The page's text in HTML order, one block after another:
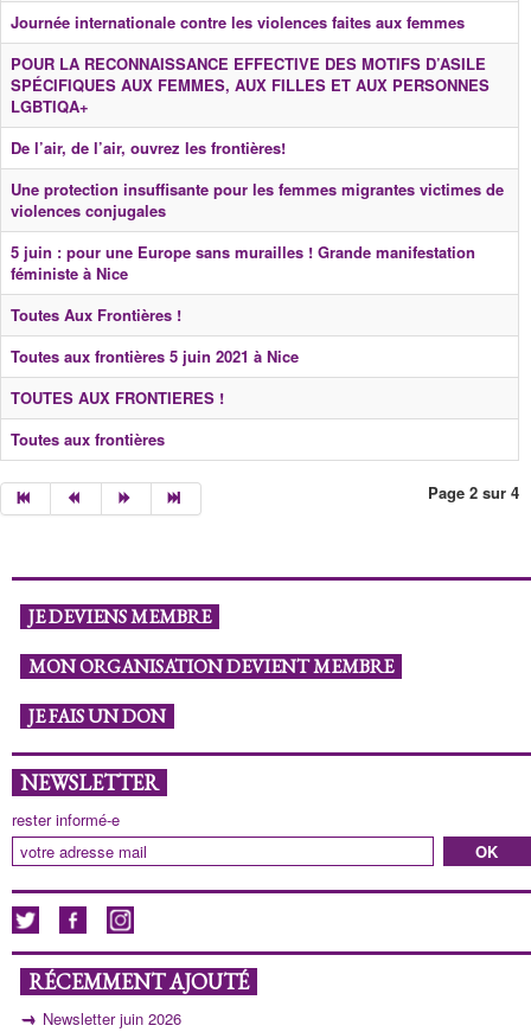
Journée internationale contre les violences faites aux femmes
POUR LA RECONNAISSANCE EFFECTIVE DES MOTIFS D’ASILE
SPÉCIFIQUES AUX FEMMES, AUX FILLES ET AUX PERSONNES
LGBTIQA+
De l’air, de l’air, ouvrez les frontières!
Une protection insuffisante pour les femmes migrantes victimes de
violences conjugales
5 juin : pour une Europe sans murailles ! Grande manifestation
féministe à Nice
Toutes Aux Frontières !
Toutes aux frontières 5 juin 2021 à Nice
TOUTES AUX FRONTIERES !
Toutes aux frontières
Page 2 sur 4
JE DEVIENS MEMBRE
MON ORGANISATION DEVIENT MEMBRE
JE FAIS UN DON
NEWSLETTER
rester informé-e
RÉCEMMENT AJOUTÉ
Newsletter juin 2026